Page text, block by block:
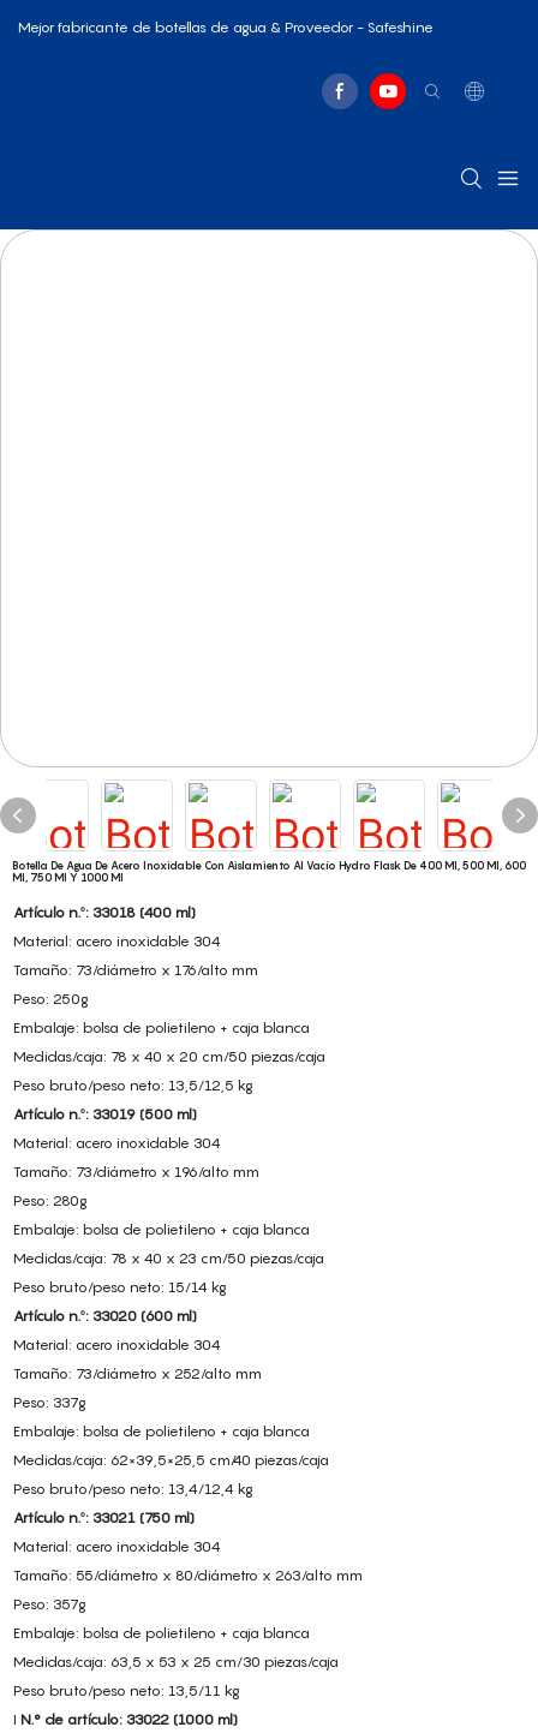
Mejor fabricante de botellas de agua & Proveedor - Safeshine
Botella De Agua De Acero Inoxidable Con Aislamiento Al Vacío Hydro Flask De 400 Ml, 500 Ml, 600
Ml, 750 Ml Y 1000 Ml
Artículo n.º: 33018 (400 ml)
Material: acero inoxidable 304
Tamaño: 73/diámetro x 176/alto mm
Peso: 250g
Embalaje: bolsa de polietileno + caja blanca
Medidas/caja: 78 x 40 x 20 cm/50 piezas/caja
Peso bruto/peso neto: 13,5/12,5 kg
Artículo n.º: 33019 (500 ml)
Material: acero inoxidable 304
Tamaño: 73/diámetro x 196/alto mm
Peso: 280g
Embalaje: bolsa de polietileno + caja blanca
Medidas/caja: 78 x 40 x 23 cm/50 piezas/caja
Peso bruto/peso neto: 15/14 kg
Artículo n.º: 33020 (600 ml)
Material: acero inoxidable 304
Tamaño: 73/diámetro x 252/alto mm
Peso: 337g
Embalaje: bolsa de polietileno + caja blanca
Medidas/caja: 62×39,5×25,5 cm/40 piezas/caja
Peso bruto/peso neto: 13,4/12,4 kg
Artículo n.º: 33021 (750 ml)
Material: acero inoxidable 304
Tamaño: 55/diámetro x 80/diámetro x 263/alto mm
Peso: 357g
Embalaje: bolsa de polietileno + caja blanca
Medidas/caja: 63,5 x 53 x 25 cm/30 piezas/caja
Peso bruto/peso neto: 13,5/11 kg
I N.° de artículo: 33022 (1000 ml)